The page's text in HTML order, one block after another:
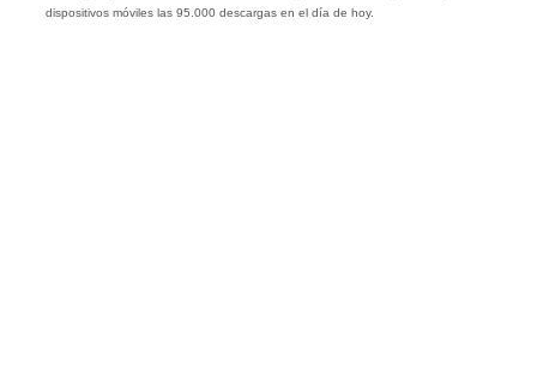
dispositivos móviles las 95.000 descargas en el día de hoy.